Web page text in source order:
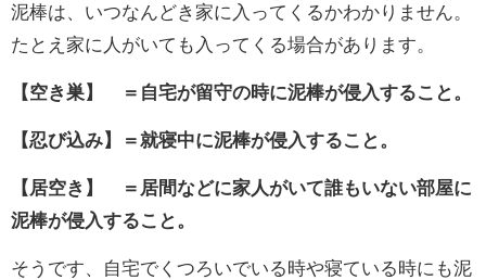
泥棒は、いつなんどき家に入ってくるかわかりません。
たとえ家に人がいても入ってくる場合があります。
【空き巣】 ＝自宅が留守の時に泥棒が侵入すること。
【忍び込み】＝就寝中に泥棒が侵入すること。
【居空き】 ＝居間などに家人がいて誰もいない部屋に
泥棒が侵入すること。
そうです、自宅でくつろいでいる時や寝ている時にも泥